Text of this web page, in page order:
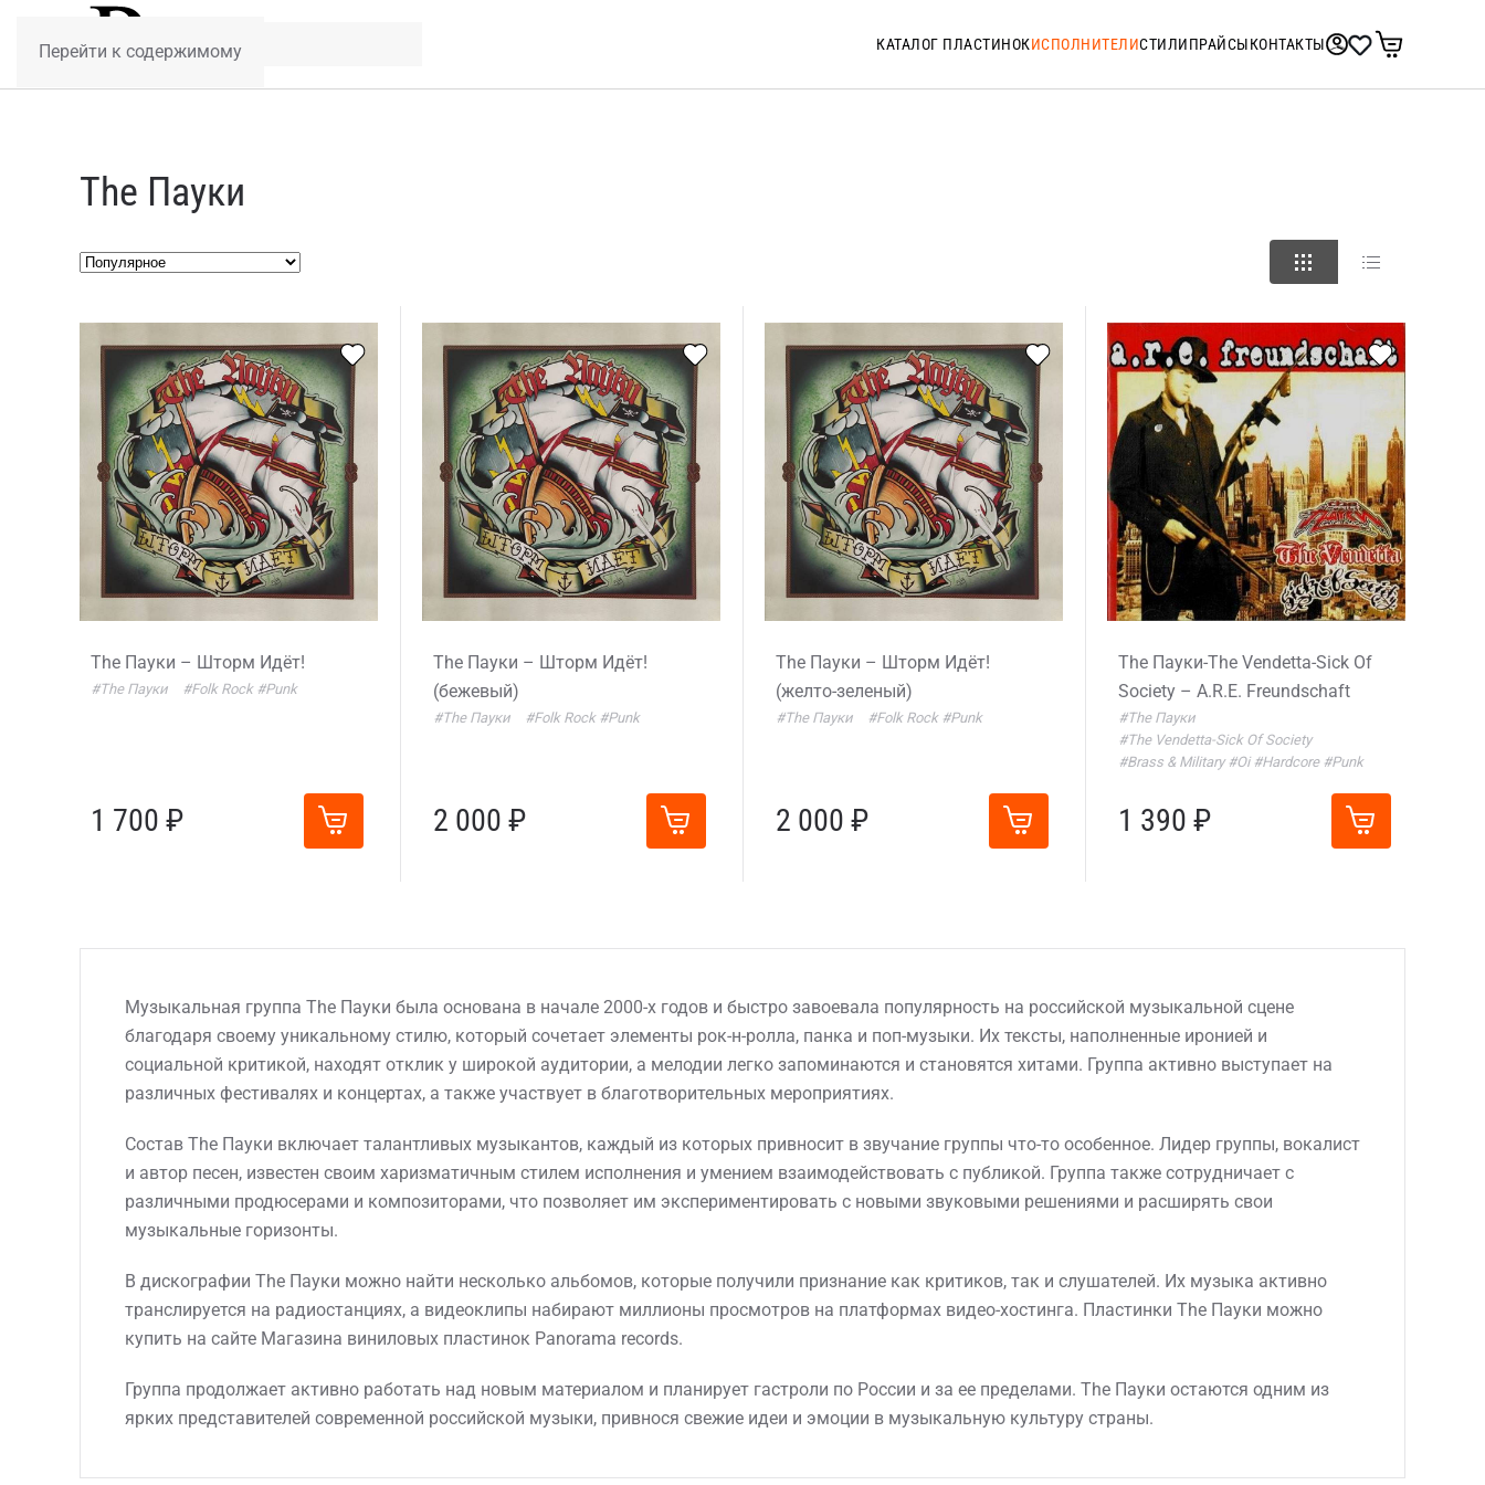
Перейти к содержимому КАТАЛОГ ПЛАСТИНОКИСПОЛНИТЕЛИСТИЛИПРАЙСЫКОНТАКТЫ
The Пауки
The Пауки – Шторм Идёт!
#The Пауки #Folk Rock #Punk
1 700 ₽
The Пауки – Шторм Идёт!
(бежевый)
#The Пауки #Folk Rock #Punk
2 000 ₽
The Пауки – Шторм Идёт!
(желто-зеленый)
#The Пауки #Folk Rock #Punk
2 000 ₽
The Пауки-The Vendetta-Sick Of
Society – A.R.E. Freundschaft
#The Пауки
#The Vendetta-Sick Of Society
#Brass & Military #Oi #Hardcore #Punk
1 390 ₽
Музыкальная группа The Пауки была основана в начале 2000-х годов и быстро завоевала популярность на российской музыкальной сцене
благодаря своему уникальному стилю, который сочетает элементы рок-н-ролла, панка и поп-музыки. Их тексты, наполненные иронией и
социальной критикой, находят отклик у широкой аудитории, а мелодии легко запоминаются и становятся хитами. Группа активно выступает на
различных фестивалях и концертах, а также участвует в благотворительных мероприятиях.
Состав The Пауки включает талантливых музыкантов, каждый из которых привносит в звучание группы что-то особенное. Лидер группы, вокалист
и автор песен, известен своим харизматичным стилем исполнения и умением взаимодействовать с публикой. Группа также сотрудничает с
различными продюсерами и композиторами, что позволяет им экспериментировать с новыми звуковыми решениями и расширять свои
музыкальные горизонты.
В дискографии The Пауки можно найти несколько альбомов, которые получили признание как критиков, так и слушателей. Их музыка активно
транслируется на радиостанциях, а видеоклипы набирают миллионы просмотров на платформах видео-хостинга. Пластинки The Пауки можно
купить на сайте Магазина виниловых пластинок Panorama records.
Группа продолжает активно работать над новым материалом и планирует гастроли по России и за ее пределами. The Пауки остаются одним из
ярких представителей современной российской музыки, привнося свежие идеи и эмоции в музыкальную культуру страны.